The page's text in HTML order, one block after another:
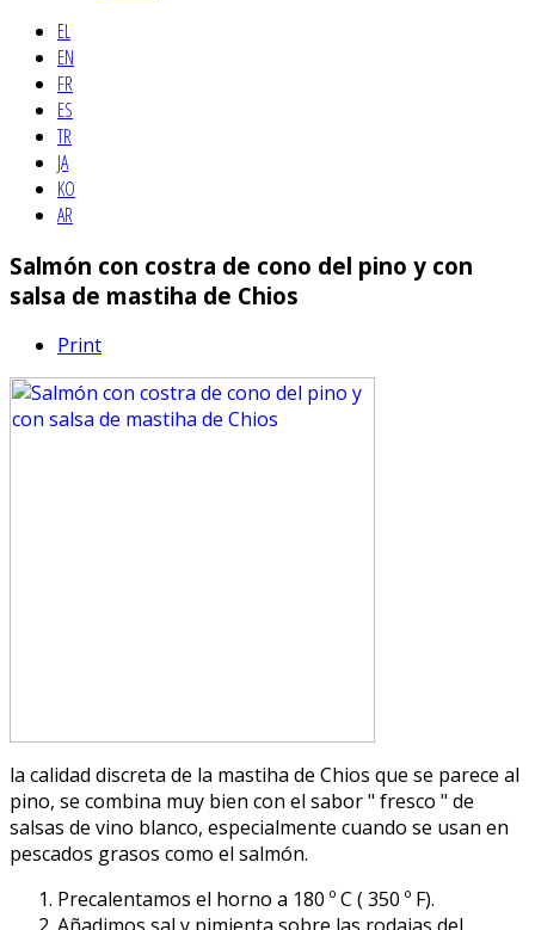
EL
EN
FR
ES
TR
JA
KO
AR
Salmón con costra de cono del pino y con
salsa de mastiha de Chios
Print
la calidad discreta de la mastiha de Chios que se parece al
pino, se combina muy bien con el sabor " fresco " de
salsas de vino blanco, especialmente cuando se usan en
pescados grasos como el salmón.
Precalentamos el horno a 180 º C ( 350 º F).